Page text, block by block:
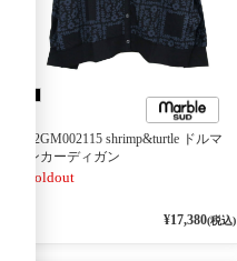
02GM002115 shrimp&turtle ドルマ
ンカーディガン
Soldout
¥17,380(税込)